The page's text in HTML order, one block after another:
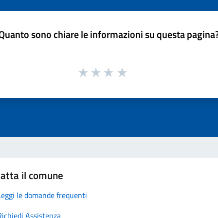
sono chiare le informazioni su questa
il comune
le domande frequenti
Assistenza